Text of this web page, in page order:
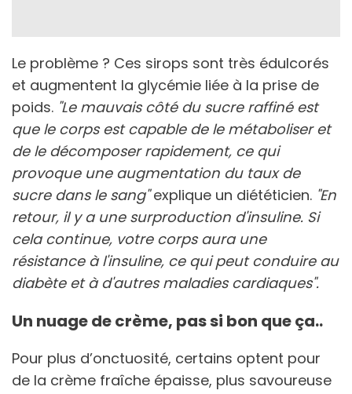
Le problème ? Ces sirops sont très édulcorés
et augmentent la glycémie liée à la prise de
poids. "Le mauvais côté du sucre raffiné est
que le corps est capable de le métaboliser et
de le décomposer rapidement, ce qui
provoque une augmentation du taux de
sucre dans le sang"explique un diététicien. "En
retour, il y a une surproduction d'insuline. Si
cela continue, votre corps aura une
résistance à l'insuline, ce qui peut conduire au
diabète et à d'autres maladies cardiaques".
Un nuage de crème, pas si bon que ça..
Pour plus d’onctuosité, certains optent pour
de la crème fraîche épaisse, plus savoureuse